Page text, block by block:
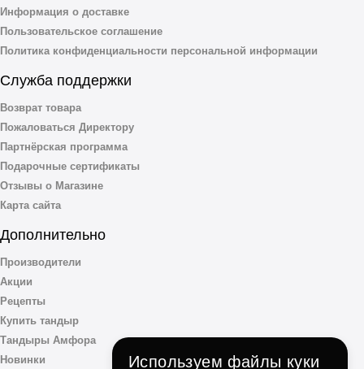
Информация о доставке
Пользовательское соглашение
Политика конфиденциальности персональной информации
Служба поддержки
Возврат товара
Пожаловаться Директору
Партнёрская программа
Подарочные сертификаты
Отзывы о Магазине
Карта сайта
Дополнительно
Производители
Акции
Рецепты
Купить тандыр
Тандыры Амфора
Новинки
Используем файлы куки